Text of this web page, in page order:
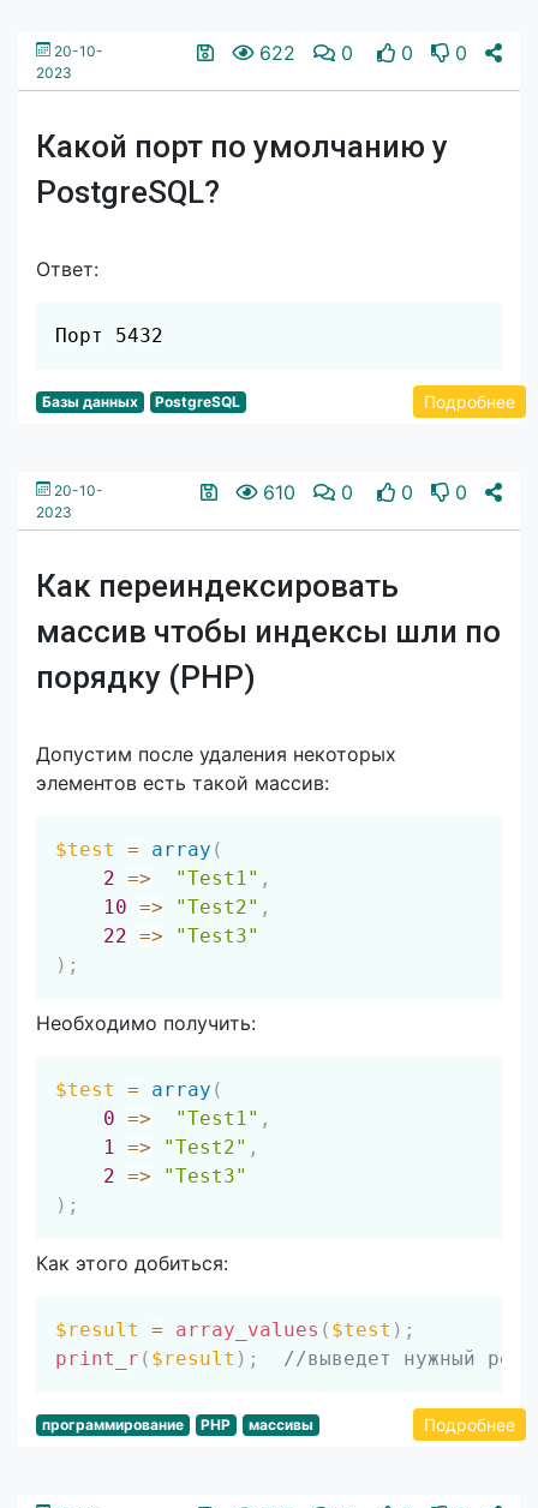
20-10-
2023
622 0 0 0
Какой порт по умолчанию у
PostgreSQL?
Ответ:
Порт 5432
Базы данных PostgreSQL Подробнее
20-10-
2023
610 0 0 0
Как переиндексировать
массив чтобы индексы шли по
порядку (PHP)
Допустим после удаления некоторых
элементов есть такой массив:
$test = array (
2 => "Test1" ,
10 => "Test2" ,
22 =>
"Test3"
) ;
Необходимо получить:
$test = array (
0 => "Test1" ,
1 => "Test2" ,
2 =>
"Test3"
) ;
Как этого добиться:
$result = array_values ( $test ) ;
print_r ( $result ) ; //выведет нужный
Скопировать
программирование PHP массивы Подробнее